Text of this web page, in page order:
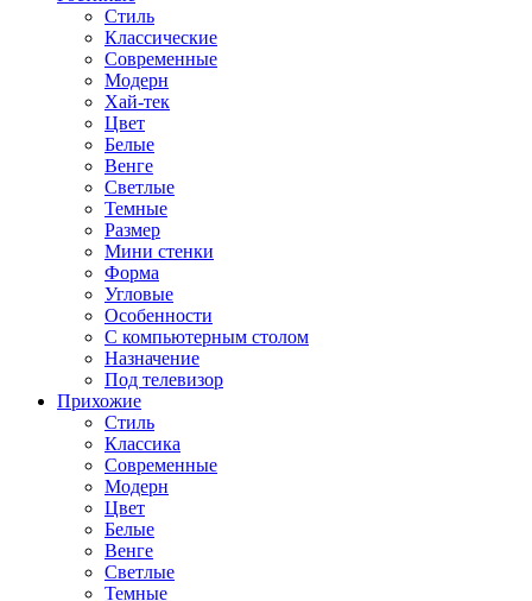
Стиль
Классические
Современные
Модерн
Хай-тек
Цвет
Белые
Венге
Светлые
Темные
Размер
Мини стенки
Форма
Угловые
Особенности
С компьютерным столом
Назначение
Под телевизор
Прихожие
Стиль
Классика
Современные
Модерн
Цвет
Белые
Венге
Светлые
Темные